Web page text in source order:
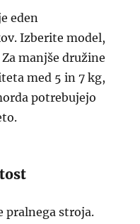
eden
Izberite model,
manjše družine
med 5 in 7 kg,
potrebujejo
pralnega stroja.